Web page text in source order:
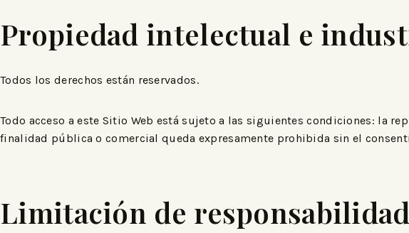
Propiedad intelectual e
Todos los derechos están reservados.
Todo acceso a este Sitio Web está sujeto a las siguientes condiciones: la
finalidad pública o comercial queda expresamente prohibida sin el
Limitación de responsabilidad